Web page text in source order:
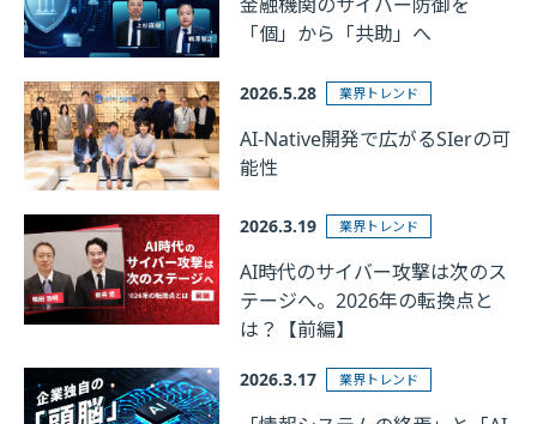
「個」から「共助」へ
2026.5.28 業界トレンド
AI-Native開発で広がるSIerの可
能性
2026.3.19 業界トレンド
AI時代のサイバー攻撃は次のス
テージへ。2026年の転換点と
は？【前編】
2026.3.17 業界トレンド